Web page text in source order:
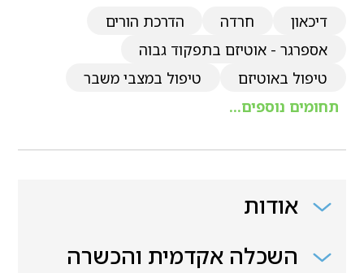
דיכאון חרדה
הדרכת הורים
אספרגר - אוטיזם בתפקוד גבוה
טיפול באוטיזם
טיפול במצבי משבר
תחומים נוספים...
אודות
השכלה אקדמית והכשרה